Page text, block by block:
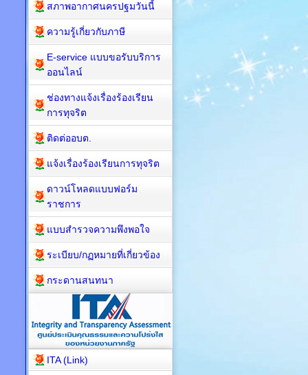
สภาพอากาศนครปฐมวันนี้
ความรู้เกี่ยวกับภาษี
E-service แบบขอรับบริการ
ออนไลน์
ช่องทางแจ้งเรื่องร้องเรียน
การทุจริต
ติดต่ออบต.
แจ้งเรื่องร้องเรียนการทุจริต
ดาวน์โหลดแบบฟอร์ม
ราชการ
แบบสำรวจความพึงพอใจ
ระเบียบ/กฏหมายที่เกี่ยวข้อง
กระดานสนทนา
ITA (Link)